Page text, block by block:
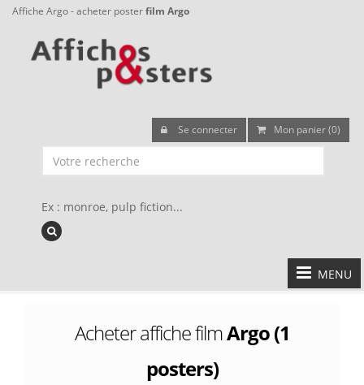
Affiche Argo - acheter posterfilm Argo
Se connecter Mon panier (0)
Ex : monroe, pulp fiction...
MENU
Acheter affiche filmArgo (1
posters)